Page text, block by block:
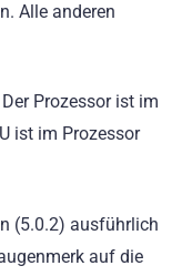
Alle anderen
Prozessor ist im
ist im Prozessor
(5.0.2) ausführlich
auf die